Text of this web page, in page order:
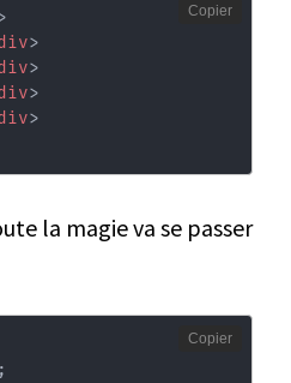
>
>
>
>
Copier
la magie va se passer
;
Copier